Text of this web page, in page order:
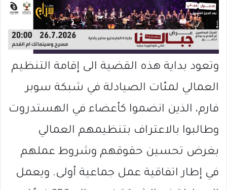
وتعود بداية هذه القضية الى إقامة التنظيم
العمالي لمئات الصيادلة في شبكة سوبر
فارم، الذين انضموا كأعضاء في الهستدروت
وطالبوا بالاعتراف بتنظيمهم العمالي
بغرض تحسين حقوقهم وشروط عملهم
في إطار اتفاقية عمل جماعية أولى. ويعمل